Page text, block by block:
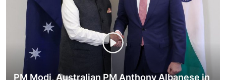
PM Modi, Australian PM Anthony Albanese in